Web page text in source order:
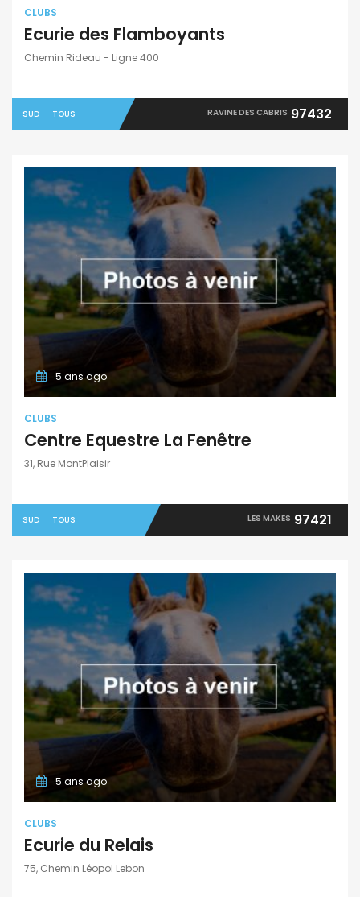
CLUBS
Ecurie des Flamboyants
Chemin Rideau - Ligne 400
SUD TOUS RAVINE DES CABRIS 97432
5 ans ago
CLUBS
Centre Equestre La Fenêtre
31, Rue MontPlaisir
SUD TOUS LES MAKES 97421
5 ans ago
CLUBS
Ecurie du Relais
75, Chemin Léopol Lebon